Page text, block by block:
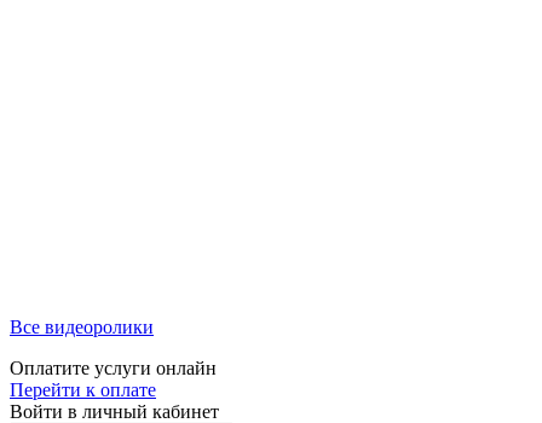
Все видеоролики
Оплатите услуги онлайн
Перейти к оплате
Войти в личный кабинет